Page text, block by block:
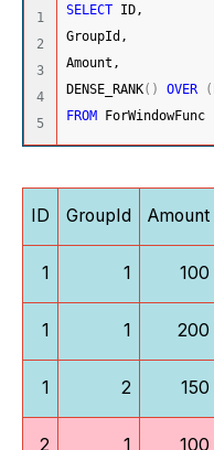
1
2
3
4
SELECT ID,
GroupId,
Amount,
DENSE_RANK( ) OVER (
FROM ForWindowFunc
ID GroupId Amount
1 1 100
1 1 200
1 2 150
2 1 100